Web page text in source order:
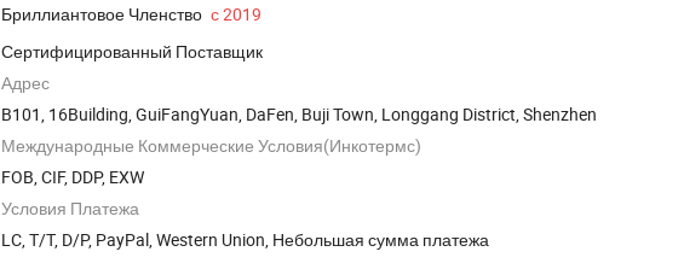
Бриллиантовое Членство с 2019
Сертифицированный Поставщик
Адрес
B101, 16Building, GuiFangYuan, DaFen, Buji Town, Longgang District, Shenzhen
Международные Коммерческие Условия(Инкотермс)
FOB, CIF, DDP, EXW
Условия Платежа
LC, T/T, D/P, PayPal, Western Union, Небольшая сумма платежа